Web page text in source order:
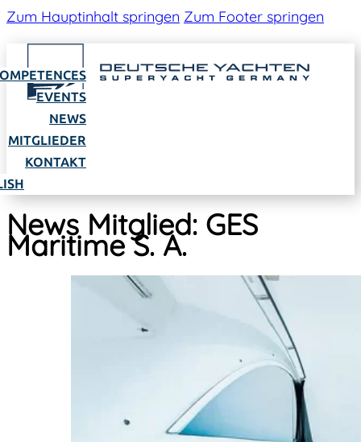
Zum Hauptinhalt springen Zum Footer springen
EVENTS
NEWS
MITGLIEDER
KONTAKT
News Mitglied: GES
Maritime S. A.